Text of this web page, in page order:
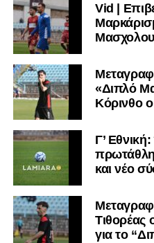
Vid |
«Διπλό
Κόρινθο
Γ’
και νέο
για το